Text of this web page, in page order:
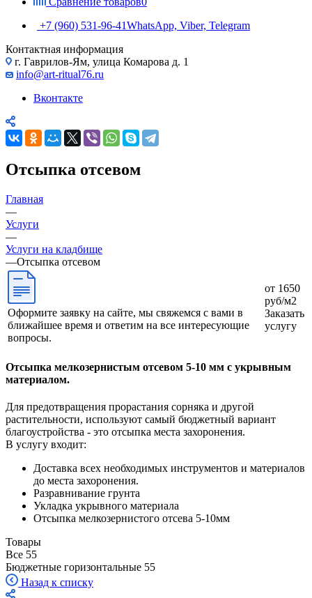
+7 (960) 531-96-41WhatsApp, Viber, Telegram
Контактная информация
г. Гаврилов-Ям, улица Комарова д. 1
info@art-ritual76.ru
Вконтакте
Отсыпка отсевом
Главная
—
Услуги
—
Услуги на кладбище
—Отсыпка отсевом
Оформите заявку на сайте, мы свяжемся с вами в
ближайшее время и ответим на все интересующие
вопросы.
от 1650
руб/м2
Заказать
услугу
Отсыпка мелкозернистым отсевом 5-10 мм с укрывным
материалом.
Для предотвращения прорастания сорняка и другой
растительности, используют самый бюджетный вариант
благоустройства - это отсыпка места захоронения.
В услугу входит:
Доставка всех необходимых инструментов и материалов
до места захоронения.
Разравнивание грунта
Укладка укрывного материала
Отсыпка мелкозернистого отсева 5-10мм
Товары
Все 55
Бюджетные горизонтальные 55
Назад к списку